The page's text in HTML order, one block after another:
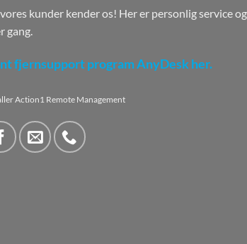
kunder kender os! Her er personlig service
gang.
fjernsupport program AnyDesk her.
Action1 Remote Management